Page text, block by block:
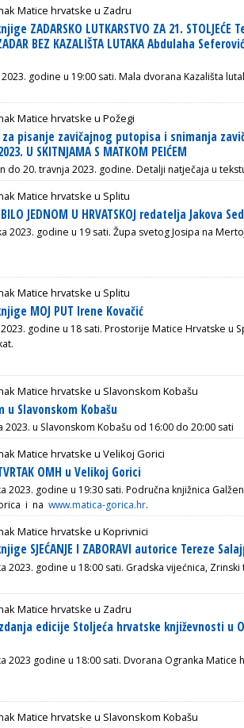
Matice hrvatske u Zadru
ZADARSKO LUTKARSTVO ZA 21. STOLJEĆE
BEZ KAZALIŠTA LUTAKA Abdulaha
godine u 19:00 sati. Mala dvorana Kazališta
Matice hrvatske u Požegi
pisanje zavičajnog putopisa i snimanja
U SKITNJAMA S MATKOM PEIĆEM
do 20. travnja 2023. godine. Detalji natječaja u
Matice hrvatske u Splitu
JEDNOM U HRVATSKOJ redatelja Jakova
2023. godine u 19 sati. Župa svetog Josipa na
Matice hrvatske u Splitu
MOJ PUT Irene Kovačić
godine u 18 sati. Prostorije Matice Hrvatske u
Matice hrvatske u Slavonskom Kobašu
u Slavonskom Kobašu
u Slavonskom Kobašu od 16:00 do 20:00 sati
Matice hrvatske u Velikoj Gorici
OMH u Velikoj Gorici
2023. godine u 19:30 sati. Područna knjižnica
i na www.matica-gorica.hr.
Matice hrvatske u Koprivnici
SJEĆANJE I ZABORAVI autorice Tereze
2023. godine u 18:00 sati. Gradska vijećnica, Zrinski
Matice hrvatske u Zadru
edicije Stoljeća hrvatske književnosti u
2023 godine u 18:00 sati. Dvorana Ogranka Matice
Matice hrvatske u Slavonskom Kobašu